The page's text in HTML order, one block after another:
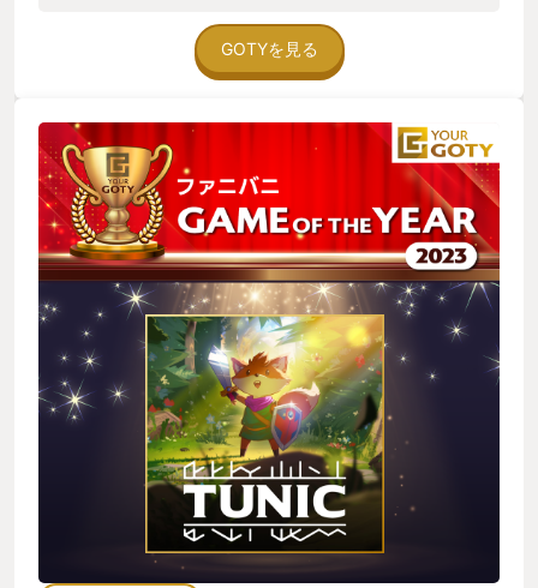
好む傾向にあることがわかり、しかも番組の『TUNIC』回放送
後の5月のPSPlusのフリープレイに追加されるとわかるや否や
すぐにDL！妻も巻き込んでゲーム開始。ゲームは1人プレイな
自分自身初めてとなるトロコンもチャレンジすることに！しか
しその道は案外長く、最終的には攻略サイトを見ながら何とか
して初プラチナGET！隣でサポートしてくれていた妻とハイタ
ッチをして終える事ができました。 ゲーム内でゲームの説明書
を集めるという仕様が新しく、FC,SFC時代説明書を穴を開くほ
ど見ては妄想に耽っていたいた世代なので、ゲーム好きだった
おじさんには刺さる作品だと思う。ゲーム難易度としても、ソ
ウルゲーはまともにクリアしたことのない自分でも悪戦苦闘し
ながら何とかクリアできたレベル。久しぶりにゲームをしたい
と思っている自分と同じおじさん世代にもってこいな作品だと
思います。 さぁ次妻とするゲームは何にしようか…。
GOTYを見る